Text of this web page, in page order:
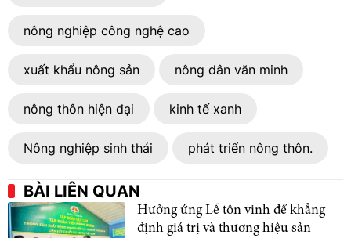
nông nghiệp công nghệ cao
xuất khẩu nông sản nông dân văn minh
nông thôn hiện đại kinh tế xanh
Nông nghiệp sinh thái phát triển nông thôn.
BÀI LIÊN QUAN
Hưởng ứng Lễ tôn vinh để khẳng
định giá trị và thương hiệu sản